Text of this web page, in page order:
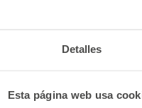
Detalles
Esta página web usa